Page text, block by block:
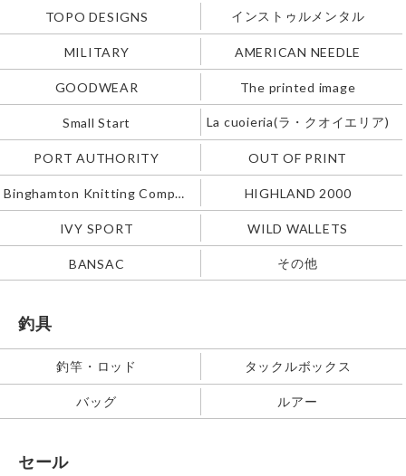
TOPO DESIGNS インストゥルメンタル
MILITARY AMERICAN NEEDLE
GOODWEAR The printed image
Small Start La cuoieria(ラ・クオイエリア)
PORT AUTHORITY OUT OF PRINT
Binghamton Knitting Company HIGHLAND 2000
IVY SPORT WILD WALLETS
BANSAC その他
釣具
釣竿・ロッド タックルボックス
バッグ ルアー
セール